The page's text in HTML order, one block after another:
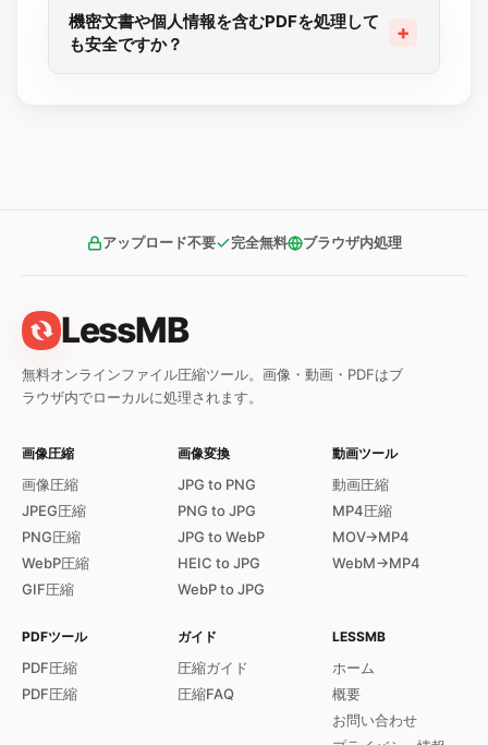
機密文書や個人情報を含むPDFを処理して
も安全ですか？
アップロード不要 完全無料 ブラウザ内処理
LessMB
無料オンラインファイル圧縮ツール。画像・動画・PDFはブ
ラウザ内でローカルに処理されます。
画像圧縮
画像圧縮
JPEG圧縮
PNG圧縮
WebP圧縮
GIF圧縮
画像変換
JPG to PNG
PNG to JPG
JPG to WebP
HEIC to JPG
WebP to JPG
動画ツール
動画圧縮
MP4圧縮
MOV→MP4
WebM→MP4
PDFツール
PDF圧縮
PDF圧縮
ガイド
圧縮ガイド
圧縮FAQ
LESSMB
ホーム
概要
お問い合わせ